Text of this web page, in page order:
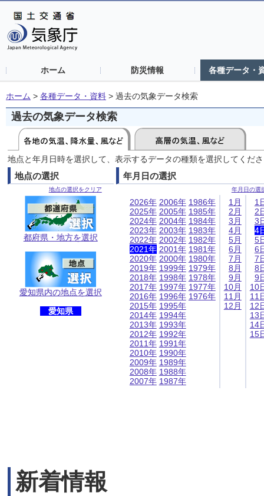
ホーム 防災情報 各種データ・
ホーム > 各種データ・資料 > 過去の気象データ検索
過去の気象データ検索
地点と年月日時を選択して、表示するデータの種類を選択してくだ
地点の選択
地点の選択をクリア
都府県・地方を選択
愛知県内の地点を選択
愛知県
年月日の選択
年月日の選
2026年
2025年
2024年
2023年
2022年
2021年
2020年
2019年
2018年
2017年
2016年
2015年
2014年
2013年
2012年
2011年
2010年
2009年
2008年
2007年
2006年
2005年
2004年
2003年
2002年
2001年
2000年
1999年
1998年
1997年
1996年
1995年
1994年
1993年
1992年
1991年
1990年
1989年
1988年
1987年
1986年
1985年
1984年
1983年
1982年
1981年
1980年
1979年
1978年
1977年
1976年
1月
2月
3月
4月
5月
6月
7月
8月
9月
10月
11月
12月
1
2
3
4
5
6
7
8
9
10
11
12
13
14
15
新着情報